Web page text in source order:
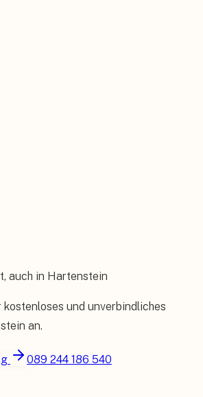
auch in Hartenstein
und unverbindliches
an.
089 244 186 540